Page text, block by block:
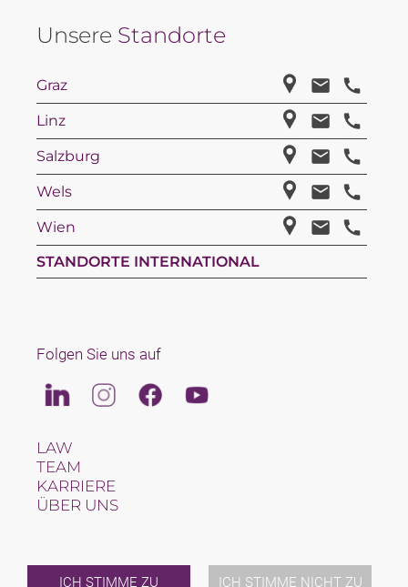
ICH STIMME ZU ICH STIMME NICHT ZU
Unsere Standorte
Graz
Linz
Salzburg
Wels
Wien
STANDORTE INTERNATIONAL
Folgen Sie uns auf
LinkedinInstagramFacebookYoutube
LAW
TEAM
KARRIERE
ÜBER UNS
VERANSTALTUNGEN
KONTAKT